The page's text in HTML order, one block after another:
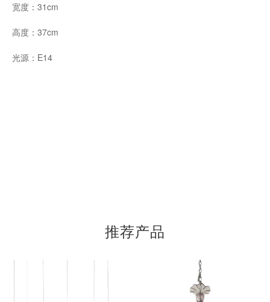
宽度：31cm
高度：37cm
光源：E14
推荐产品